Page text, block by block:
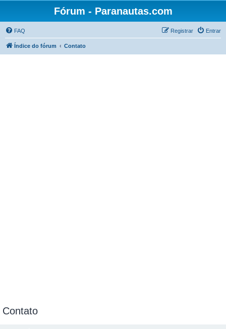
Fórum - Paranautas.com
FAQ Entrar
Registrar
Índice do fórum Contato
Contato